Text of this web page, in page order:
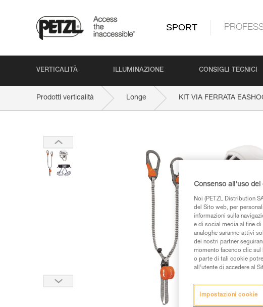
SPORT
VERTICALITÀ ILLUMINAZIONE CONSIGLI TECNICI
Prodotti verticalità Longe KIT VIA FERRATA
Consenso all'uso dei
Noi (PETZL Distribution
del Sito web, per
informazioni sulla
e di social media al fine
analoghe saranno attivi
dei nostri partner
momento facendo clic
o parte di tali cookie
all’utente di accedere al
Impostazioni cookie